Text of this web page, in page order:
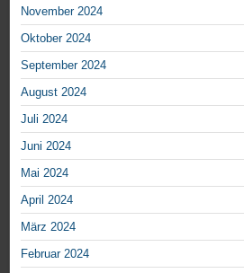
November 2024
Oktober 2024
September 2024
August 2024
Juli 2024
Juni 2024
Mai 2024
April 2024
März 2024
Februar 2024